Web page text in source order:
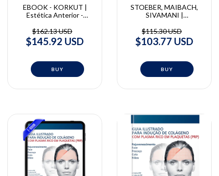
EBOOK - KORKUT |
Estética Anterior -
Composta | Bora Korkut
$162.13 USD
$145.92 USD
STOEBER, MAIBACH,
SIVAMANI |
Prática Clínica | Boris
Stoeber, Howard I.
Maibach, Raja K. Sivamani
$115.30 USD
$103.77 USD